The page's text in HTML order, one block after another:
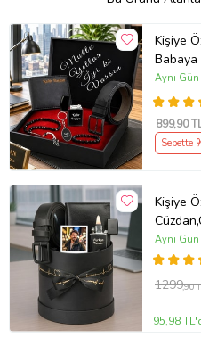
Kişiye
Babaya
Cüzdan
Aynı
899,90
Sepette
Kişiye
Erkek
Aynı
1299,90
95,98